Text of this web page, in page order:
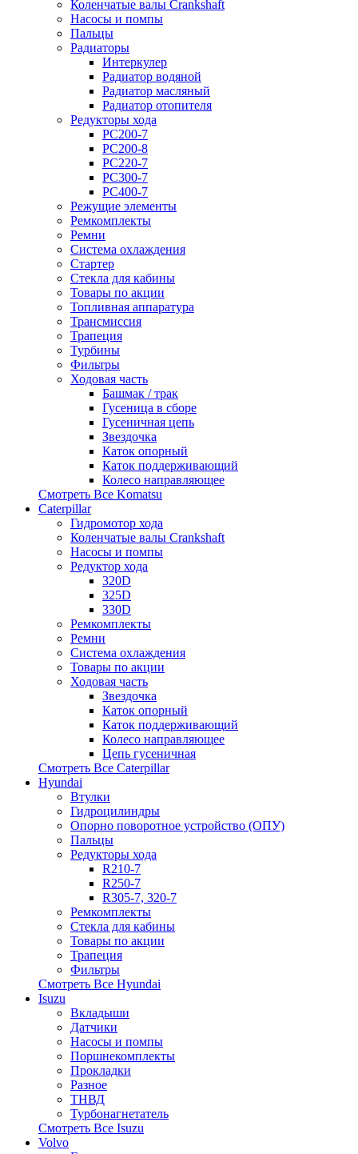
Коленчатые валы Crankshaft
Насосы и помпы
Пальцы
Радиаторы
Интеркулер
Радиатор водяной
Радиатор масляный
Радиатор отопителя
Редукторы хода
PC200-7
PC200-8
PC220-7
PC300-7
PC400-7
Режущие элементы
Ремкомплекты
Ремни
Система охлаждения
Стартер
Стекла для кабины
Товары по акции
Топливная аппаратура
Трансмиссия
Трапеция
Турбины
Фильтры
Ходовая часть
Башмак / трак
Гусеница в сборе
Гусеничная цепь
Звездочка
Каток опорный
Каток поддерживающий
Колесо направляющее
Смотреть Все Komatsu
Caterpillar
Гидромотор хода
Коленчатые валы Crankshaft
Насосы и помпы
Редуктор хода
320D
325D
330D
Ремкомплекты
Ремни
Система охлаждения
Товары по акции
Ходовая часть
Звездочка
Каток опорный
Каток поддерживающий
Колесо направляющее
Цепь гусеничная
Смотреть Все Caterpillar
Hyundai
Втулки
Гидроцилиндры
Опорно поворотное устройство (ОПУ)
Пальцы
Редукторы хода
R210-7
R250-7
R305-7, 320-7
Ремкомплекты
Стекла для кабины
Товары по акции
Трапеция
Фильтры
Смотреть Все Hyundai
Isuzu
Вкладыши
Датчики
Насосы и помпы
Поршнекомплекты
Прокладки
Разное
ТНВД
Турбонагнетатель
Смотреть Все Isuzu
Volvo